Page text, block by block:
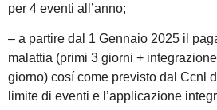
per 4 eventi all’anno;
– a partire dal 1 Gennaio 2025 il
malattia (primi 3 giorni +
giorno) cosí come previsto dal Ccnl
limite di eventi e l’applicazione